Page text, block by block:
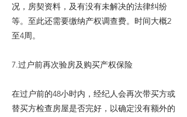
况，房契资料，及有没有未解决的法律纠纷
等。至此还需要缴纳产权调查费。时间大概2
至4周。
7.过户前再次验房及购买产权保险
在过户前的48小时内，经纪人会再次带买方或
替买方检查房屋是否完好，以确定没有额外的